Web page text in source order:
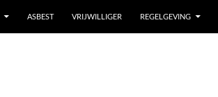
ASBEST VRIJWILLIGER REGELGEVING